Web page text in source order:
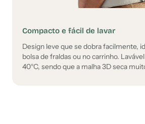
Compacto e fácil de lavar
Design leve que se dobra facilmente,
bolsa de fraldas ou no carrinho.
40°C, sendo que a malha 3D seca